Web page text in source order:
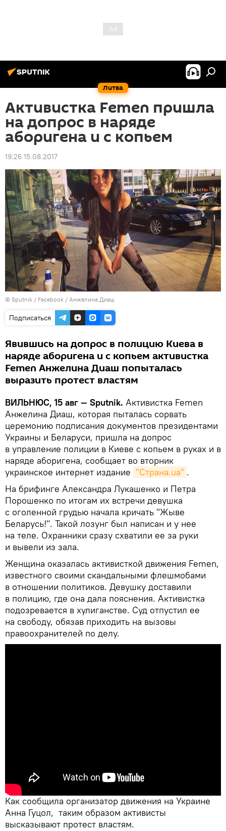
Литва
Активистка Femen пришла
на допрос в наряде
аборигена и с копьем
19:26 15.08.2017
© Sputnik / Facebook / Анжелина Диаш
Подписаться
Явившись на допрос в полицию Киева в
наряде аборигена и с копьем активистка
Femen Анжелина Диаш попыталась
выразить протест властям
ВИЛЬНЮС, 15 авг — Sputnik. Активистка Femen
Анжелина Диаш, которая пыталась сорвать
церемонию подписания документов президентами
Украины и Беларуси, пришла на допрос
в управление полиции в Киеве с копьем в руках и в
наряде аборигена, сообщает во вторник
украинское интернет издание "Страна.ua" .
На брифинге Александра Лукашенко и Петра
Порошенко по итогам их встречи девушка
с оголенной грудью начала кричать "Жыве
Беларусь!". Такой лозунг был написан и у нее
на теле. Охранники сразу схватили ее за руки
и вывели из зала.
Женщина оказалась активисткой движения Femen,
известного своими скандальными флешмобами
в отношении политиков. Девушку доставили
в полицию, где она дала пояснения. Активистка
подозревается в хулиганстве. Суд отпустил ее
на свободу, обязав приходить на вызовы
правоохранителей по делу.
Как сообщила организатор движения на Украине
Анна Гуцол, таким образом активисты
высказывают протест властям.